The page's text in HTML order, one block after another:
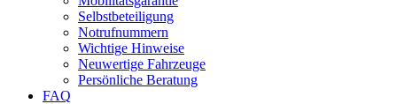
Selbstbeteiligung
Notrufnummern
Wichtige Hinweise
Neuwertige Fahrzeuge
Persönliche Beratung
FAQ